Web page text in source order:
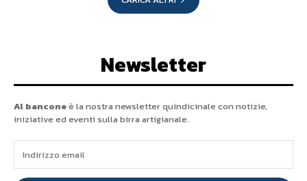
Newsletter
Al banconeè la nostra newsletter quindicinale con notizie,
iniziative ed eventi sulla birra artigianale.